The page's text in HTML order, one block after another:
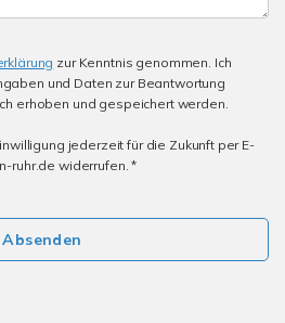
zur Kenntnis genommen. Ich
und Daten zur Beantwortung
erhoben und gespeichert werden.
jederzeit für die Zukunft per E-
ruhr.de widerrufen. *
Absenden